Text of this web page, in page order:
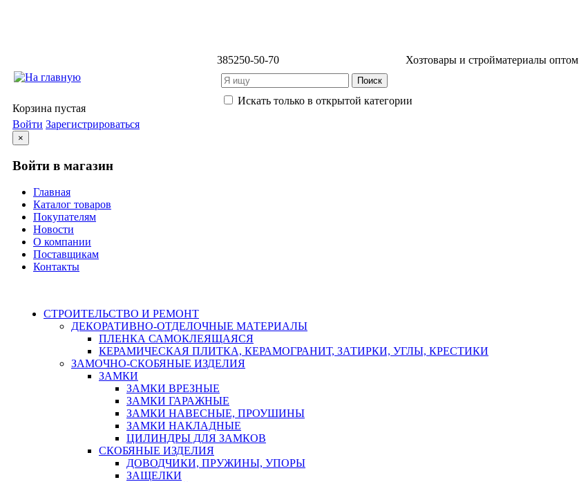
385250-50-70 Хозтовары и стройматериалы оптом
Искать только в открытой категории
Корзина пустая
Войти Зарегистрироваться
×
Войти в магазин
Главная
Каталог товаров
Покупателям
Новости
О компании
Поставщикам
Контакты
СТРОИТЕЛЬСТВО И РЕМОНТ
ДЕКОРАТИВНО-ОТДЕЛОЧНЫЕ МАТЕРИАЛЫ
ПЛЕНКА САМОКЛЕЯЩАЯСЯ
КЕРАМИЧЕСКАЯ ПЛИТКА, КЕРАМОГРАНИТ, ЗАТИРКИ, УГЛЫ, КРЕСТИКИ
ЗАМОЧНО-СКОБЯНЫЕ ИЗДЕЛИЯ
ЗАМКИ
ЗАМКИ ВРЕЗНЫЕ
ЗАМКИ ГАРАЖНЫЕ
ЗАМКИ НАВЕСНЫЕ, ПРОУШИНЫ
ЗАМКИ НАКЛАДНЫЕ
ЦИЛИНДРЫ ДЛЯ ЗАМКОВ
СКОБЯНЫЕ ИЗДЕЛИЯ
ДОВОДЧИКИ, ПРУЖИНЫ, УПОРЫ
ЗАЩЕЛКИ